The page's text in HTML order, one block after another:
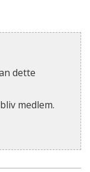
dette
medlem.